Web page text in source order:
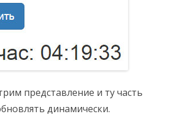
представление и ту часть
динамически.